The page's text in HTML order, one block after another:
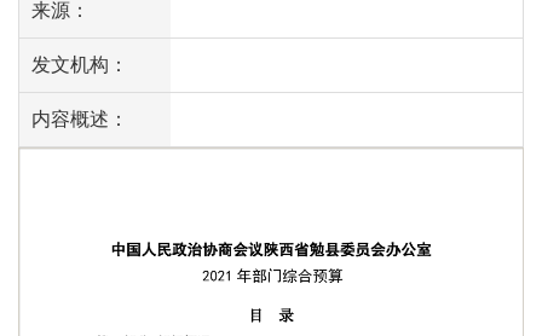
来源：
发文机构：
内容概述：